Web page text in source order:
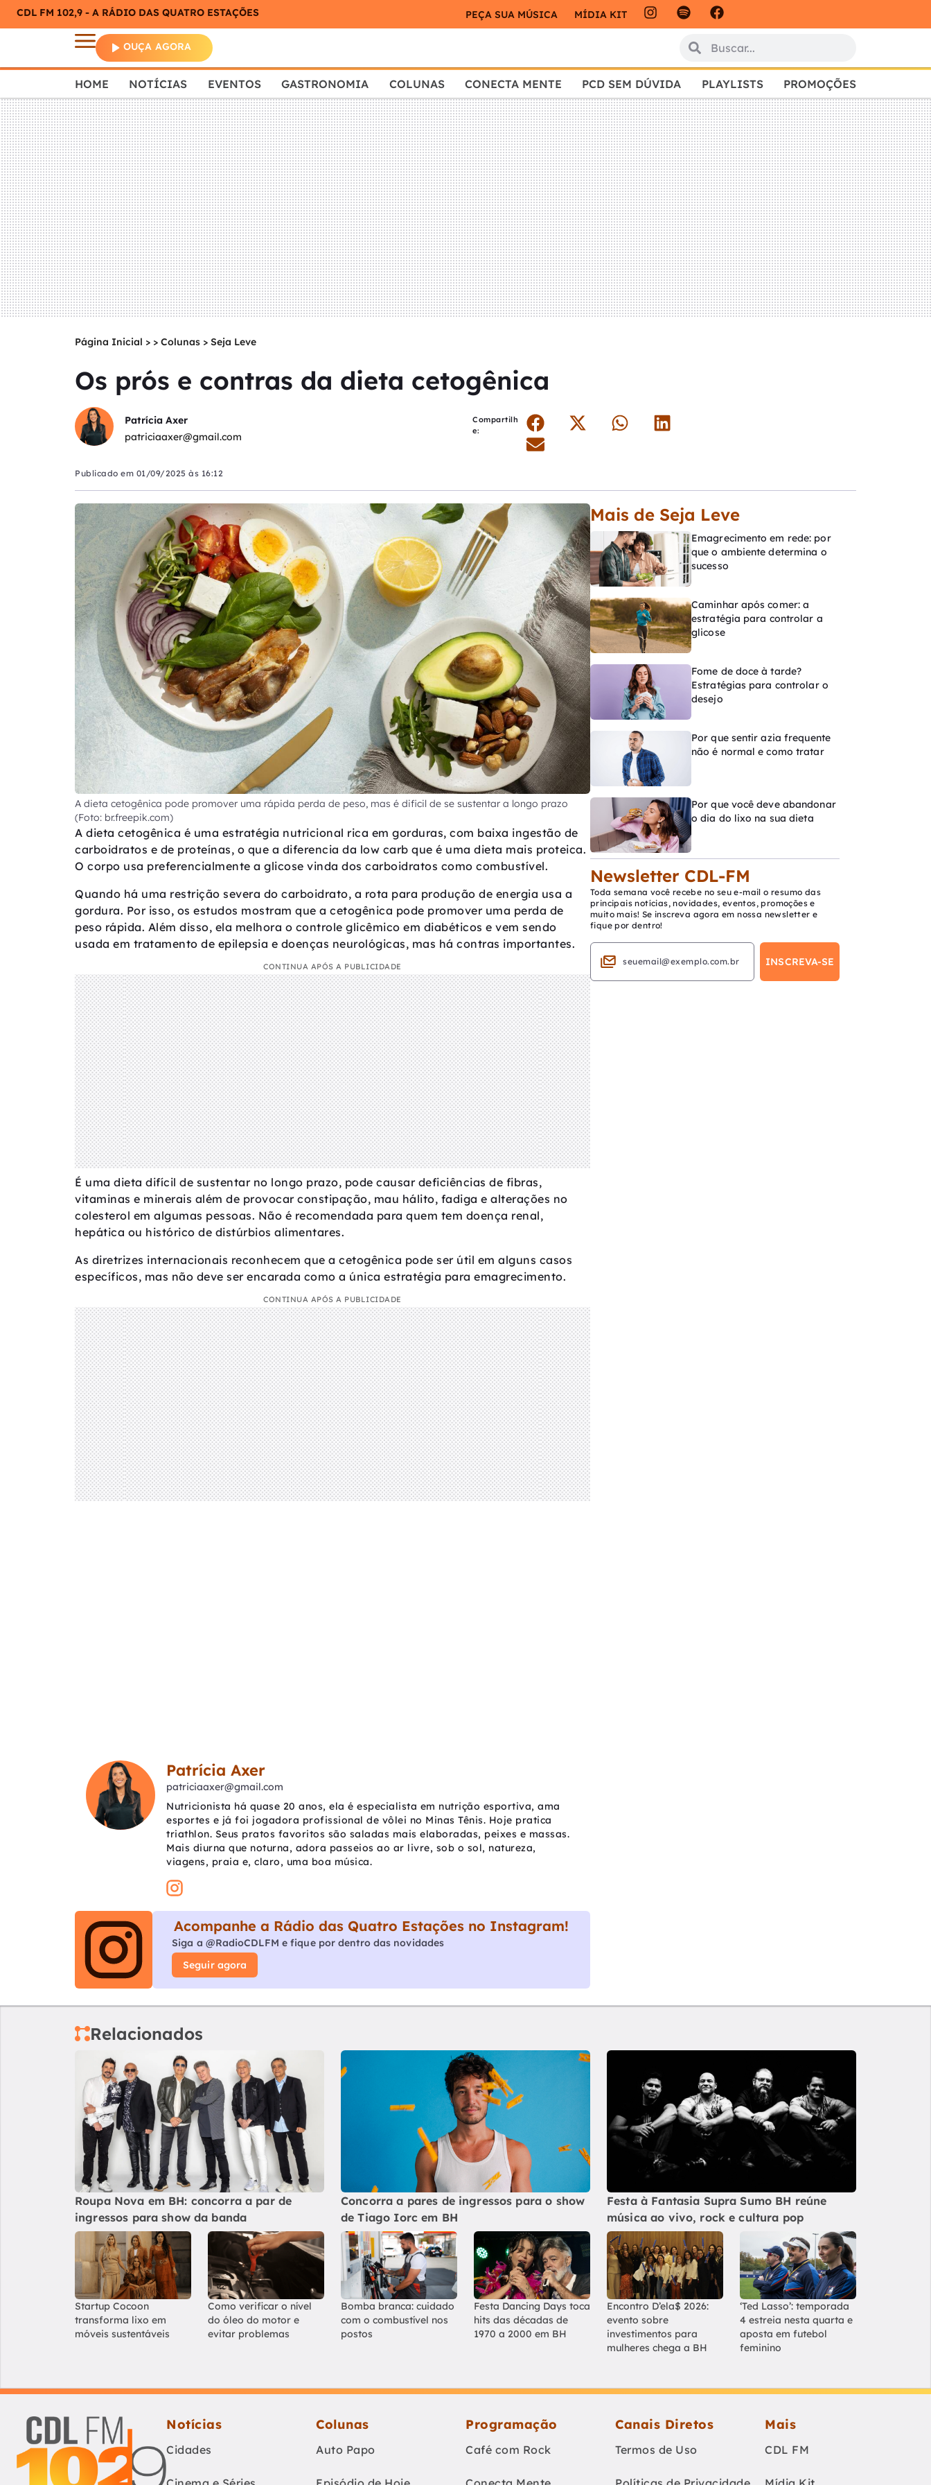
CDL FM 102,9 - A RÁDIO DAS QUATRO ESTAÇÕES PEÇA SUA MÚSICA MÍDIA KIT
OUÇA AGORA
HOME NOTÍCIAS EVENTOS GASTRONOMIA COLUNAS CONECTA MENTE PCD SEM DÚVIDA PLAYLISTS PROMOÇÕES
Página Inicial > Colunas > Seja Leve
Os prós e contras da dieta cetogênica
Patrícia Axer
patriciaaxer@gmail.com
Compartilh
e:
Publicado em 01/09/2025 às 16:12
A dieta cetogênica pode promover uma rápida perda de peso, mas é dificil de se sustentar a longo prazo
(Foto: br.freepik.com)
A dieta cetogênica é uma estratégia nutricional rica em gorduras, com baixa ingestão de
carboidratos e de proteínas, o que a diferencia da low carb que é uma dieta mais proteica.
O corpo usa preferencialmente a glicose vinda dos carboidratos como combustível.
Quando há uma restrição severa do carboidrato, a rota para produção de energia usa a
gordura. Por isso, os estudos mostram que a cetogênica pode promover uma perda de
peso rápida. Além disso, ela melhora o controle glicêmico em diabéticos e vem sendo
usada em tratamento de epilepsia e doenças neurológicas, mas há contras importantes.
CONTINUA APÓS A PUBLICIDADE
É uma dieta difícil de sustentar no longo prazo, pode causar deficiências de fibras,
vitaminas e minerais além de provocar constipação, mau hálito, fadiga e alterações no
colesterol em algumas pessoas. Não é recomendada para quem tem doença renal,
hepática ou histórico de distúrbios alimentares.
As diretrizes internacionais reconhecem que a cetogênica pode ser útil em alguns casos
específicos, mas não deve ser encarada como a única estratégia para emagrecimento.
CONTINUA APÓS A PUBLICIDADE
Patrícia Axer
patriciaaxer@gmail.com
Nutricionista há quase 20 anos, ela é especialista em nutrição esportiva, ama
esportes e já foi jogadora profissional de vôlei no Minas Tênis. Hoje pratica
triathlon. Seus pratos favoritos são saladas mais elaboradas, peixes e massas.
Mais diurna que noturna, adora passeios ao ar livre, sob o sol, natureza,
viagens, praia e, claro, uma boa música.
Acompanhe a Rádio das Quatro Estações no Instagram!
Siga a @RadioCDLFM e fique por dentro das novidades
Seguir agora
Mais de Seja Leve
Emagrecimento em rede: por
que o ambiente determina o
sucesso
Caminhar após comer: a
estratégia para controlar a
glicose
Fome de doce à tarde?
Estratégias para controlar o
desejo
Por que sentir azia frequente
não é normal e como tratar
Por que você deve abandonar
o dia do lixo na sua dieta
Newsletter CDL-FM
Toda semana você recebe no seu e-mail o resumo das
principais notícias, novidades, eventos, promoções e
muito mais! Se inscreva agora em nossa newsletter e
fique por dentro!
Relacionados
Roupa Nova em BH: concorra a par de
ingressos para show da banda
Concorra a pares de ingressos para o show
de Tiago Iorc em BH
Festa à Fantasia Supra Sumo BH reúne
música ao vivo, rock e cultura pop
Startup Cocoon
transforma lixo em
móveis sustentáveis
Como verificar o nível
do óleo do motor e
evitar problemas
Bomba branca: cuidado
com o combustível nos
postos
Festa Dancing Days toca
hits das décadas de
1970 a 2000 em BH
Encontro D’ela$ 2026:
evento sobre
investimentos para
mulheres chega a BH
‘Ted Lasso’: temporada
4 estreia nesta quarta e
aposta em futebol
feminino
Notícias
Cidades
Colunas
Auto Papo
Programação
Café com Rock
Canais Diretos
Termos de Uso
Mais
CDL FM